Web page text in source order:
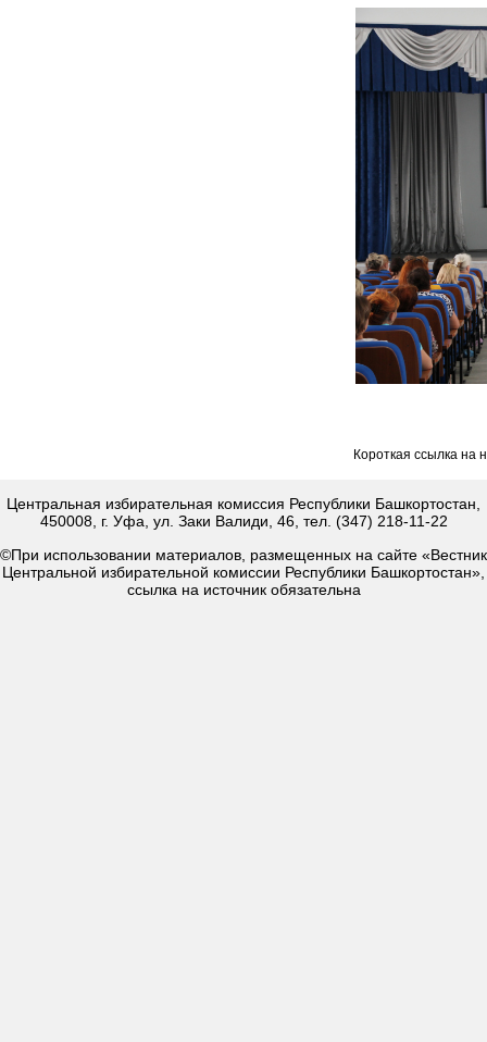
Короткая ссылка на
Центральная избирательная комиссия Республики Башкортостан,
450008, г. Уфа, ул. Заки Валиди, 46, тел. (347) 218-11-22
©При использовании материалов, размещенных на сайте «Вестник
Центральной избирательной комиссии Республики Башкортостан»,
ссылка на источник обязательна